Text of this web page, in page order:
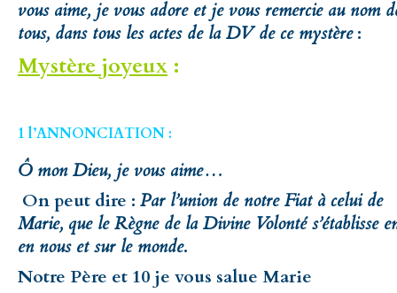
vous aime, je vous adore et je vous remercie au nom
tous, dans tous les actes de la DV de ce mystère:
Mystère joyeux :
1 l’ANNONCIATION :
Ô mon Dieu, je vous aime…
On peut dire : Par l’union de notre Fiat à celui de
Marie, que le Règne de la Divine Volonté s’établisse
en nous et sur le monde.
Notre Père et 10 je vous salue Marie